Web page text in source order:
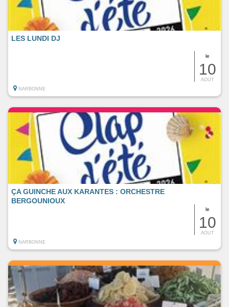
le
10
AOUT
LES LUNDI DJ
NARBONNE
le
10
AOUT
ÇA GUINCHE AUX KARANTES : ORCHESTRE
BERGOUNIOUX
NARBONNE